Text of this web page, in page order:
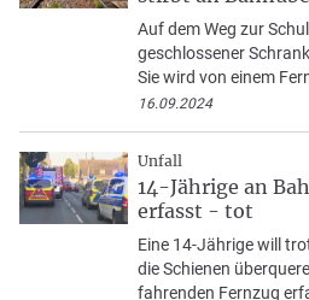
Auf dem Weg zur
geschlossener
Sie wird von einem
16.09.2024
Unfall
14-Jährige an
erfasst - tot
Eine 14-Jährige will
die Schienen
fahrenden Fernzug